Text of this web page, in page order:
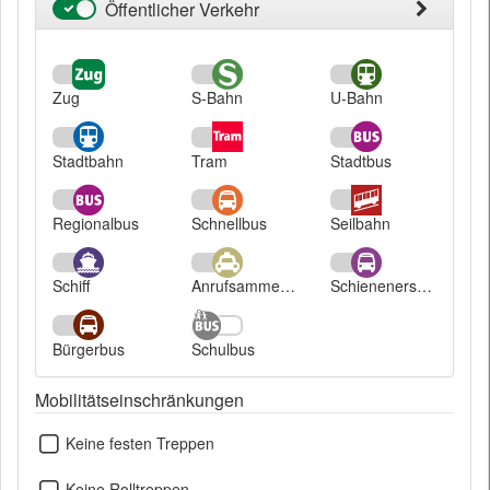
Öffentlicher
Öffentlicher Verkehr
Zug S-Bahn U-Bahn
Stadtbahn Tram Stadtbus
Regionalbus Schnellbus Seilbahn
Schiff Anrufsammeltaxi Schienenersatzverkehr
Bürgerbus Schulbus
Mobilitätseinschränkungen
Keine festen Treppen